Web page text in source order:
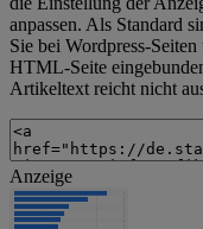
anpassen. Als Standard
Sie bei Wordpress-
HTML-Seite
Artikeltext reicht nicht
Anzeige